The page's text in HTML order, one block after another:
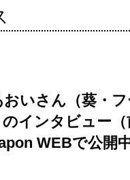
いさん（葵・
インタビュー（
WEBで公開